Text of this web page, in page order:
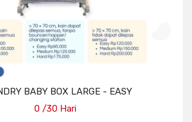
BABY BOX LARGE - EASY
0 /30 Hari